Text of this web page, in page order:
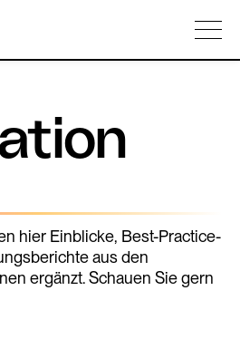
hier Einblicke, Best-Practice-
aus den
ergänzt. Schauen Sie gern